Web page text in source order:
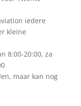
iedere
kleine
8:00-20:00, za
maar kan nog